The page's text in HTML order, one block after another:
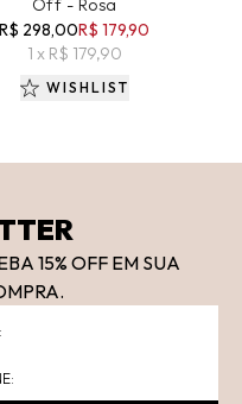
Off - Rosa
R$ 298,00R$ 179,90
1 x R$ 179,90
WISHLIST
15% OFF EM SUA